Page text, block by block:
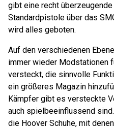
gibt eine recht
Standardpistole über das
wird alles geboten.
Auf den verschiedenen
immer wieder Modstationen
versteckt, die sinnvolle
ein größeres Magazin
Kämpfer gibt es versteckte
auch spielbeeinflussend
die Hoover Schuhe, mit